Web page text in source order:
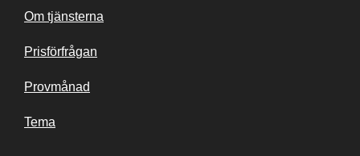
Om tjänsterna
Prisförfrågan
Provmånad
Tema